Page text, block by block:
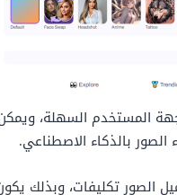
بالذكاء الاصطناعي.
الصور تكليفات، وبذلك